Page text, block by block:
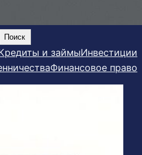
Поиск
и займыИнвестиции
Финансовое право